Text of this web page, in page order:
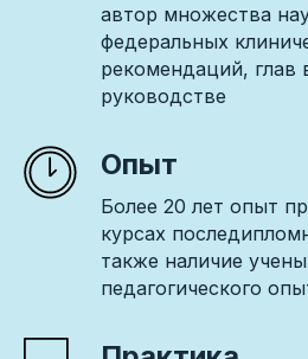
автор множества
федеральных
рекомендаций, глав
руководстве
Опыт
Более 20 лет опыт
курсах
также наличие
педагогического